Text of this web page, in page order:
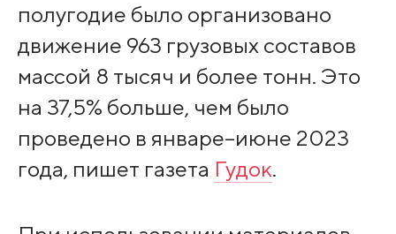
полугодие было организовано
движение 963 грузовых составов
массой 8 тысяч и более тонн. Это
на 37,5% больше, чем было
проведено в январе–июне 2023
года, пишет газета Гудок.